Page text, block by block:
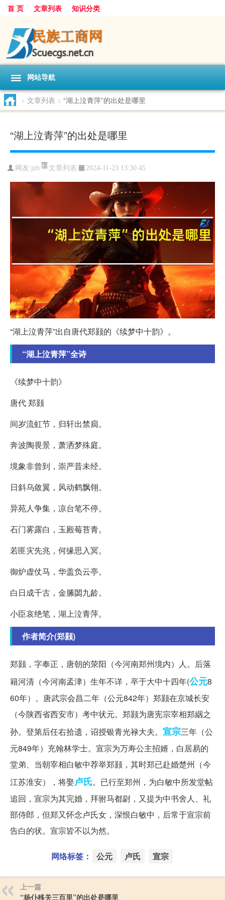
首 页 文章列表 知识分类
网站导航
> 文章列表 > “湖上泣青萍”的出处是哪里
“湖上泣青萍”的出处是哪里
网友:jzh 文章列表 2024-11-23 13:30:45
“湖上泣青萍”出自唐代郑颢的《续梦中十韵》。
“湖上泣青萍”全诗
《续梦中十韵》
唐代 郑颢
间岁流虹节，归轩出禁扃。
奔波陶畏景，萧洒梦殊庭。
境象非曾到，崇严昔未经。
日斜乌敛翼，风动鹤飘翎。
异苑人争集，凉台笔不停。
石门雾露白，玉殿莓苔青。
若匪灾先兆，何缘思入冥。
御炉虚仗马，华盖负云亭。
白日成千古，金縢閟九龄。
小臣哀绝笔，湖上泣青萍。
作者简介(郑颢)
郑颢，字奉正，唐朝的荥阳（今河南郑州境内）人。后落
籍河清（今河南孟津）生年不详，卒于大中十四年(公元8
60年）。唐武宗会昌二年（公元842年）郑颢在京城长安
（今陕西省西安市）考中状元。郑颢为唐宪宗宰相郑絪之
孙。登第后任右拾遗，诏授银青光禄大夫。 宣宗三年（公
元849年）充翰林学士。宣宗为万寿公主招婿，白居易的
堂弟、当朝宰相白敏中荐举郑颢，其时郑已赴婚楚州（今
江苏淮安），将娶卢氏。已行至郑州，为白敏中所发堂帖
追回，宣宗为其完婚，拜驸马都尉，又提为中书舍人、礼
部侍郎，但郑又怀念卢氏女，深恨白敏中，后常于宣宗前
告白的状。宣宗皆不以为然。
网络标签： 公元 卢氏 宣宗
上一篇
“杨仆移关三百里”的出处是哪里